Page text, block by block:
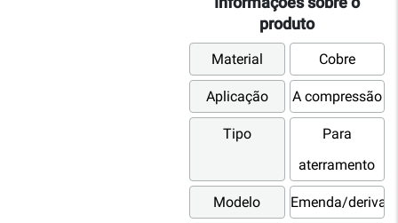
produto
Material Cobre
Aplicação A compressão
Tipo
Para
aterramento
Modelo Emenda/